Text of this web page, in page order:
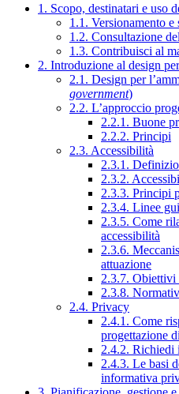
1. Scopo, destinatari e uso
1.1. Versionamento e
1.2. Consultazione
1.3. Contribuisci al
2. Introduzione al design
2.1. Design per
government)
2.2. L’approccio
2.2.1. Buone
2.2.2. Principi
2.3. Accessibilità
2.3.1.
2.3.2.
2.3.3. Principi
2.3.4. Linee
2.3.5. Come
accessibilità
2.3.6.
attuazione
2.3.7. Obiettivi
2.3.8.
2.4. Privacy
2.4.1. Come
progettazione
2.4.2. Richiedi
2.4.3. Le basi
informativa